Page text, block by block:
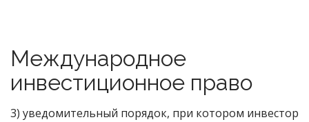
Международное
инвестиционное право
3) уведомительный порядок, при котором инвестор